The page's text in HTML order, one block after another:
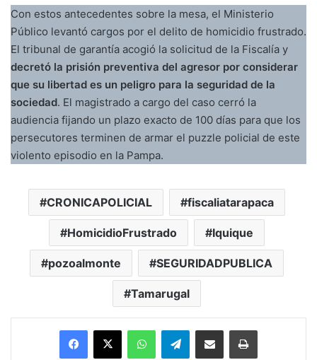
Con estos antecedentes sobre la mesa, el Ministerio
Público levantó cargos por el delito de homicidio frustrado.
El tribunal de garantía acogió la solicitud de la Fiscalía y
decretó la prisión preventiva del agresor por considerar
que su libertad es un peligro para la seguridad de la
sociedad. El magistrado a cargo del caso cerró la
audiencia fijando un plazo exacto de 100 días para que los
persecutores terminen de armar el puzzle policial de este
violento episodio en la Pampa.
CRONICAPOLICIAL fiscaliatarapaca
HomicidioFrustrado Iquique
pozoalmonte SEGURIDADPUBLICA
Tamarugal
Facebook
X WhatsAppTelegramEnviar vía email Imprimir